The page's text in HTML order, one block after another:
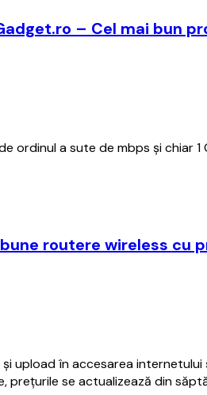
– Cel mai bun
ordinul a sute de mbps și chiar
bune routere wireless cu
upload în accesarea
prețurile se actualizează din